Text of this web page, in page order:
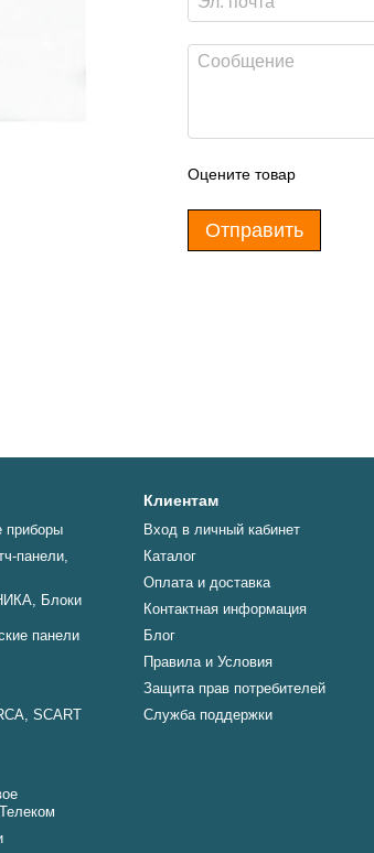
Оцените товар
Отправить
приборы
панели,
Блоки
панели
SCART
Клиентам
Вход в личный кабинет
Каталог
Оплата и доставка
Контактная информация
Блог
Правила и Условия
Защита прав потребителей
Служба поддержки